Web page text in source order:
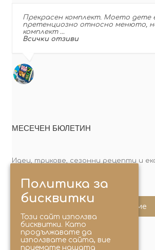
Прекрасен комплект. Моето дете
претенциозно относно менюто,
комплект …
Всички отзиви
МЕСЕЧЕН БЮЛЕТИН
Идеи, трикове, сезонни рецепти и
Абонирайте ме
Политика за
бисквитки
Този сайт използва
бисквитки. Като
продължавате да
използвате сайта, вие
приемате нашата